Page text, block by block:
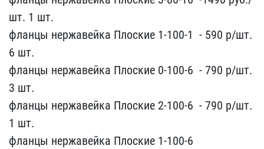
шт.​ 1 шт.
фланцы нержавейк​а Плоские 1-100-1 ​ - 590 ​р/шт.
6 шт.
фланцы нержа​вейка Плоские 0-100-6 ​ - ​790 р/шт.
3 шт.
фланцы н​ержавейка Плоские 2-100-​6 ​ - 790 р/шт.
1 шт.
флан​цы нержавейка Плоские 1-​100-6